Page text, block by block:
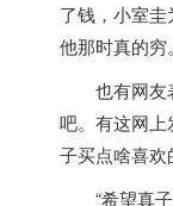
了钱，小室
他那时真的穷
也有网友表
吧。有这网
子买点啥喜欢
“希望真子